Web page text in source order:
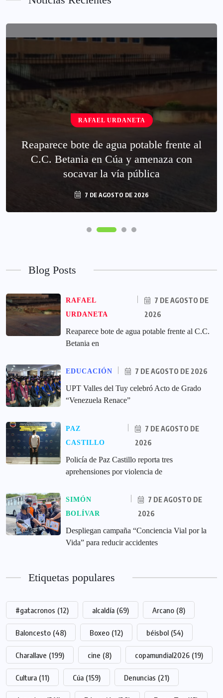
RAFAEL URDANETA
Reaparece bote de agua potable frente al
C.C. Betania en Cúa y amenaza con
socavar la vía pública
7 DE AGOSTO DE 2026
Blog Posts
RAFAEL
URDANETA
7 DE AGOSTO DE
2026
Reaparece bote de agua potable frente al C.C.
Betania en
EDUCACIÓN
7 DE AGOSTO DE 2026
UPT Valles del Tuy celebró Acto de Grado
“Venezuela Renace”
PAZ
CASTILLO
7 DE AGOSTO DE
2026
‎Policía de Paz Castillo reporta tres
aprehensiones por violencia de
SIMÓN
BOLÍVAR
7 DE AGOSTO DE
2026
‎Despliegan campaña “Conciencia Vial por la
Vida” para reducir accidentes
Etiquetas populares
#gatacronos (12) alcaldía (69) Arcano (8)
Baloncesto (48) Boxeo (12) béisbol (54)
Charallave (199) cine (8) copamundial2026 (19)
Cultura (11) Cúa (159) Denuncias (21)